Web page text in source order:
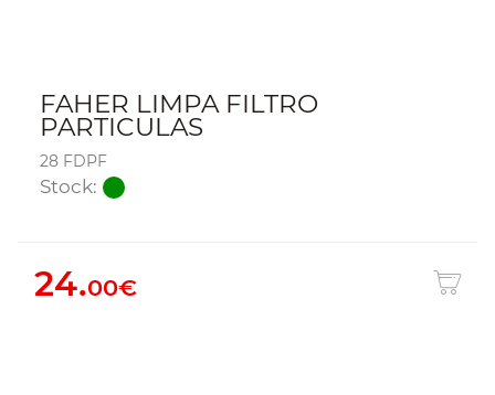
FAHER LIMPA FILTRO
PARTICULAS
28 FDPF
Stock:
24.00€